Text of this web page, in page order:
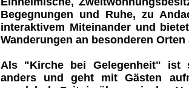
Begegnungen und Ruhe, zu
interaktivem Miteinander und bietet
Wanderungen an besonderen Orten
Als "Kirche bei Gelegenheit" ist
anders und geht mit Gästen